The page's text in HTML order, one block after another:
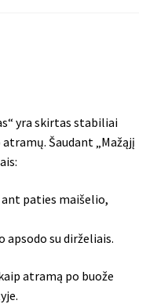
yra skirtas stabiliai
Šaudant „Mažąjį
paties maišelio,
su dirželiais.
atramą po buože